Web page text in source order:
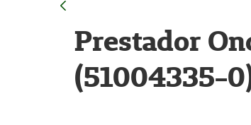
Prestador
(51004335-